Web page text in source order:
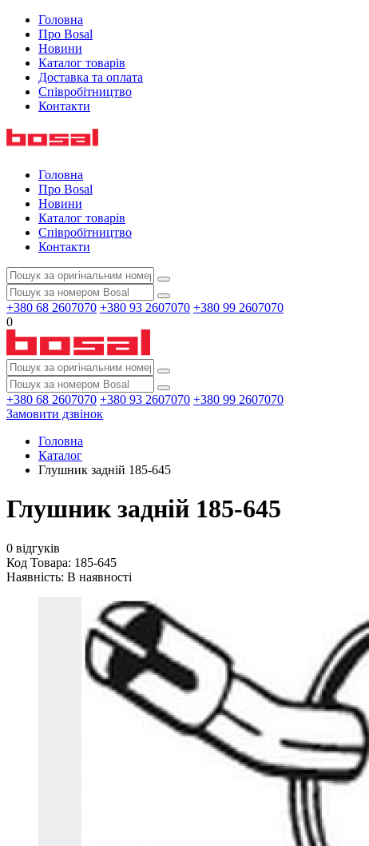
Головна
Про Bosal
Новини
Каталог товарів
Доставка та оплата
Співробітництво
Контакти
Головна
Про Bosal
Новини
Каталог товарів
Співробітництво
Контакти
+380 68 2607070 +380 93 2607070 +380 99 2607070
0
+380 68 2607070 +380 93 2607070 +380 99 2607070
Замовити дзвінок
Головна
Каталог
Глушник задній 185-645
Глушник задній 185-645
0 відгуків
Код Товара: 185-645
Наявність: В наявності